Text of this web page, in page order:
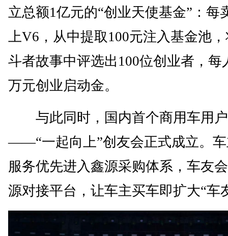
立总额1亿元的“创业天使基金”：每
上V6，从中提取100元注入基金池
斗者故事中评选出100位创业者，每
万元创业启动金。
与此同时，国内首个商用车用户
——“一起向上”创友会正式成立。
服务优先进入鑫源采购体系，车友
源对接平台，让车主买车即扩大“车